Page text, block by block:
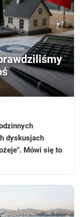
dyskusjach
Mówi się to